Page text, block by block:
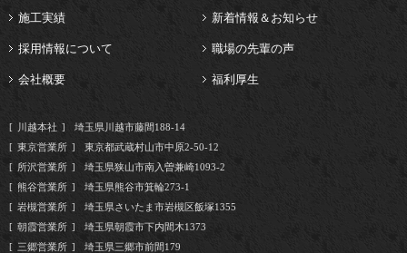
施工実績 新着情報＆お知らせ
採用情報について 職場の先輩の声
会社概要 福利厚生
川越本社
埼玉県川越市藤間188-14
東京営業所
東京都武蔵村山市中原2-50-12
所沢営業所
埼玉県狭山市南入曽兼崎1093-2
熊谷営業所
埼玉県熊谷市箕輪273-1
岩槻営業所
埼玉県さいたま市岩槻区飯塚1355
朝霞営業所
埼玉県朝霞市下内間木1373
三郷営業所
埼玉県三郷市前間179